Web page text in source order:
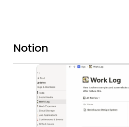
Notion